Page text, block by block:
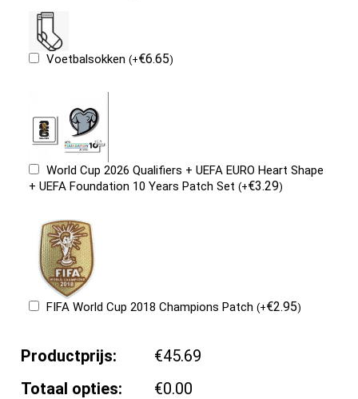
Voetbalsokken(+€6.65)
World Cup 2026 Qualifiers + UEFA EURO Heart Shape
+ UEFA Foundation 10 Years Patch Set(+€3.29)
FIFA World Cup 2018 Champions Patch(+€2.95)
Productprijs:
€45.69
Totaal opties:
€0.00